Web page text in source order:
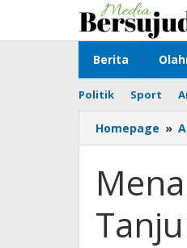
konten
Berita
Politik Sport
Homepage »